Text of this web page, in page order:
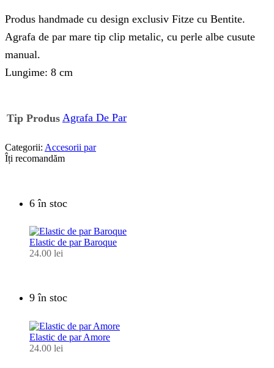
Produs handmade cu design exclusiv Fitze cu Bentite.
Agrafa de par mare tip clip metalic, cu perle albe cusute
manual.
Lungime: 8 cm
Tip Produs Agrafa De Par
Categorii: Accesorii par
Îți recomandăm
6 în stoc
Elastic de par Baroque
24.00 lei
9 în stoc
Elastic de par Amore
24.00 lei